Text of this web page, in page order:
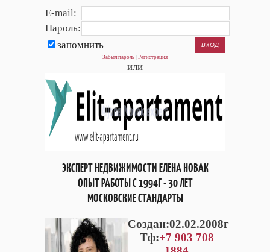
E-mail:
Пароль:
запомнить
Забыл пароль Регистрация
или
ЭКСПЕРТ НЕДВИЖИМОСТИ ЕЛЕНА НОВАК
ОПЫТ РАБОТЫ С 1994Г - 30 ЛЕТ
МОСКОВСКИЕ СТАНДАРТЫ
Cоздан:02.02.2008г
Тф:+7 903 708